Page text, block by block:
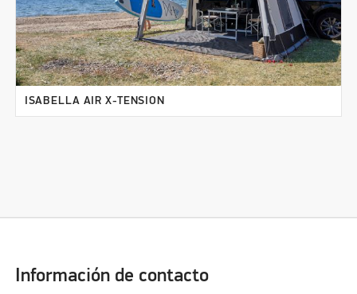
ISABELLA AIR X-TENSION
Información de contacto